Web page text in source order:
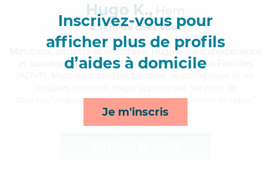
Inscrivez-vous pour
afficher plus de profils
d’aides à domicile
Je m'inscris
Hugo K., Hem
à 5km de chez Vous
, altruiste et volontaire, Hugo a 5 ans d'expérience
et possède un diplôme d'Assistante De Vie aux Familles
courses/livraison, transports, compagnie/loisirs et repas*